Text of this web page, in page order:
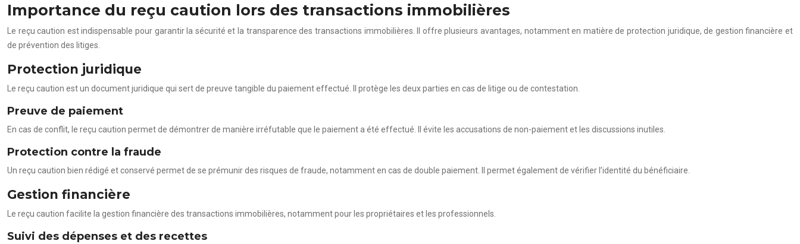
Importance du reçu caution lors des transactions immobilières
Le reçu caution est indispensable pour garantir la sécurité et la transparence des transactions immobilières. Il offre plusieurs avantages, notamment en matière de protection juridique, de gestion financière et
de prévention des litiges.
Protection juridique
Le reçu caution est un document juridique qui sert de preuve tangible du paiement effectué. Il protège les deux parties en cas de litige ou de contestation.
Preuve de paiement
En cas de conflit, le reçu caution permet de démontrer de manière irréfutable que le paiement a été effectué. Il évite les accusations de non-paiement et les discussions inutiles.
Protection contre la fraude
Un reçu caution bien rédigé et conservé permet de se prémunir des risques de fraude, notamment en cas de double paiement. Il permet également de vérifier l’identité du bénéficiaire.
Gestion financière
Le reçu caution facilite la gestion financière des transactions immobilières, notamment pour les propriétaires et les professionnels.
Suivi des dépenses et des recettes